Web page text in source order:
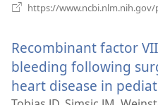
https://www.ncbi.nlm.nih.gov/
Recombinant factor
bleeding following
heart disease in